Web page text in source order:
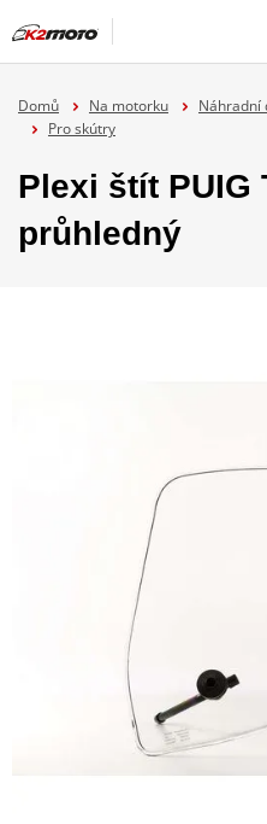
Domů Na motorku Náhradní
Pro skútry
Plexi štít PUIG
průhledný